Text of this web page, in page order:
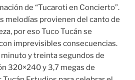
de “Tucaroti en Concierto”.
melodías provienen del canto de
por eso Tuco Tucán se
imprevisibles consecuencias.
y treinta segundos de
320×240 y 3,7 megas de